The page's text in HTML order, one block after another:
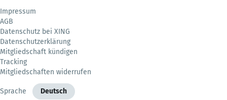
Impressum
AGB
Datenschutz bei XING
Datenschutzerklärung
Mitgliedschaft kündigen
Tracking
Mitgliedschaften widerrufen
Sprache Deutsch